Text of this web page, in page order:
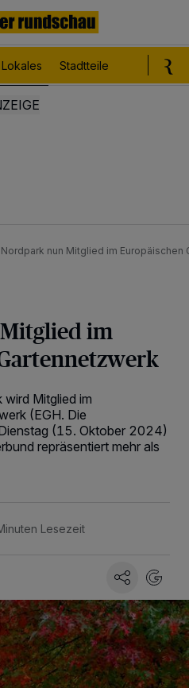
Lokales Stadtteile
Nordpark nun Mitglied im Europäischen
im
Mitglied im
(EGH. Die
(15. Oktober 2024)
repräsentiert mehr als
Lesezeit